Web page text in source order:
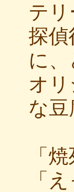
テ
探
に
オ
な豆
「
「